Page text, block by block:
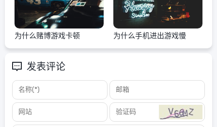
为什么赌博游戏卡顿 为什么手机进出游戏慢
发表评论